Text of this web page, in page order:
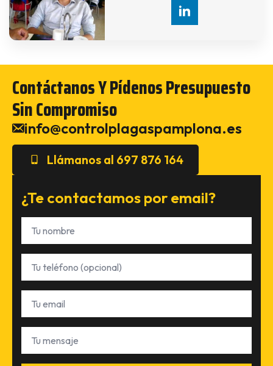
Contáctanos Y Pídenos Presupuesto
Sin Compromiso
info@controlplagaspamplona.es
Llámanos al 697 876 164
¿Te contactamos por email?
Nombre
Teléfono
Email
Tu
mensaje